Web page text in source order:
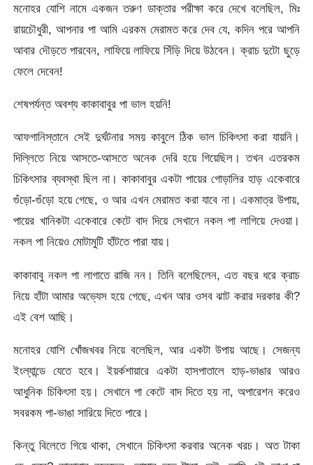
মনোহর যোশি নামে একজন তরুণ ডাক্তার পরীক্ষা করে দেখে বলেছিল, মিঃ
রায়চৌধুরী, আপনার পা আমি এরকম মেরামত করে দেব যে, কদিন পরে আপনি
আবার দৌড়তে পারবেন, লাফিয়ে লাফিয়ে সিঁড়ি দিয়ে উঠবেন। ক্রাচ দুটো ছুড়ে
ফেলে দেবেন!
শেষপর্যন্ত অবশ্য কাকাবাবুর পা ভাল হয়নি!
আফগানিস্তানে সেই দুর্ঘটনার সময় কাবুলে ঠিক ভাল চিকিৎসা করা যায়নি।
দিল্লিতে নিয়ে আসতে-আসতে অনেক দেরি হয়ে গিয়েছিল। তখন এতরকম
চিকিৎসার ব্যবস্থা ছিল না। কাকাবাবুর একটা পায়ের গোড়ালির হাড় একেবারে
গুঁড়ো-গুঁড়ো হয়ে গেছে, ও আর এখন মেরামত করা যাবে না। একমাত্র উপায়,
পায়ের খানিকটা একেবারে কেটে বাদ দিয়ে সেখানে নকল পা লাগিয়ে দেওয়া।
নকল পা নিয়েও মোটামুটি হাঁটতে পারা যায়।
কাকাবাবু নকল পা লাগাতে রাজি নন। তিনি বলেছিলেন, এত বছর ধরে ক্রাচ
নিয়ে হাঁটা আমার অভ্যেস হয়ে গেছে, এখন আর ওসব ঝাট করার দরকার কী?
এই বেশ আছি।
মনোহর যোশি খোঁজখবর নিয়ে বলেছিল, আর একটা উপায় আছে। সেজন্য
ইংল্যান্ডে যেতে হবে। ইয়র্কশায়ারে একটা হাসপাতালে হাড়-ভাঙার আরও
আধুনিক চিকিৎসা হয়। সেখানে পা কেটে বাদ দিতে হয় না, অপারেশন করেও
সবরকম পা-ভাঙা সারিয়ে দিতে পারে।
কিন্তু বিলেতে গিয়ে থাকা, সেখানে চিকিৎসা করবার অনেক খরচ। অত টাকা